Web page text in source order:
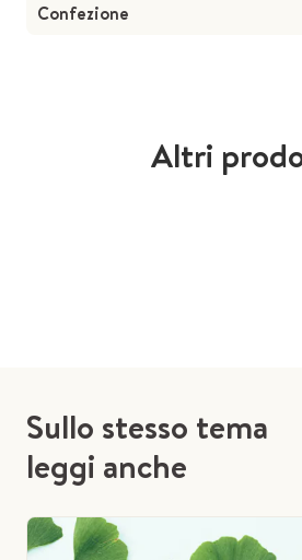
Confezione
Altri
Sullo stesso tema
leggi anche